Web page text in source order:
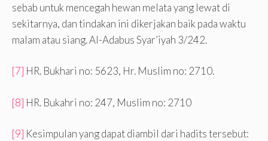
sebab untuk mencegah hewan melata yang lewat di
sekitarnya, dan tindakan ini dikerjakan baik pada waktu
malam atau siang. Al-Adabus Syar’iyah 3/242.
[7] HR. Bukhari no: 5623, Hr. Muslim no: 2710.
[8] HR. Bukahri no: 247, Muslim no: 2710
[9] Kesimpulan yang dapat diambil dari hadits tersebut: